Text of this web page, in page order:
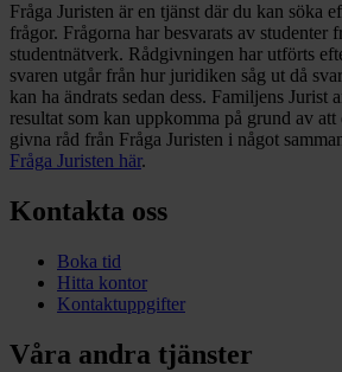
Fråga Juristen är en tjänst där du kan söka
frågor. Frågorna har besvarats av studenter
studentnätverk. Rådgivningen har utförts
svaren utgår från hur juridiken såg ut då
kan ha ändrats sedan dess. Familjens Jurist
resultat som kan uppkomma på grund av
givna råd från Fråga Juristen i något
Fråga Juristen här.
Kontakta oss
Boka tid
Hitta kontor
Kontaktuppgifter
Våra andra tjänster